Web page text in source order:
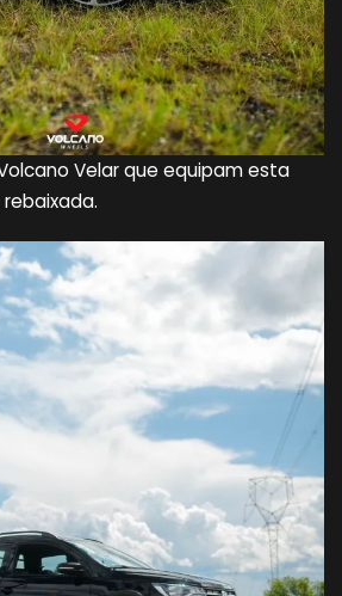
Velar que equipam esta